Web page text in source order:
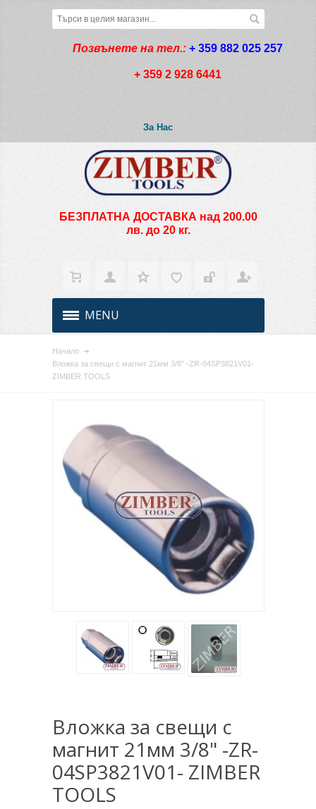
Позвънете на тел.: + 359 882 025 257
+ 359 2 928 6441
За Нас
БЕЗПЛАТНА ДОСТАВКА над 200.00
лв. до 20 кг.
MENU
Начало
Вложка за свещи с магнит 21мм 3/8" -ZR-04SP3821V01-
ZIMBER TOOLS
Вложка за свещи с
магнит 21мм 3/8" -ZR-
04SP3821V01- ZIMBER
TOOLS